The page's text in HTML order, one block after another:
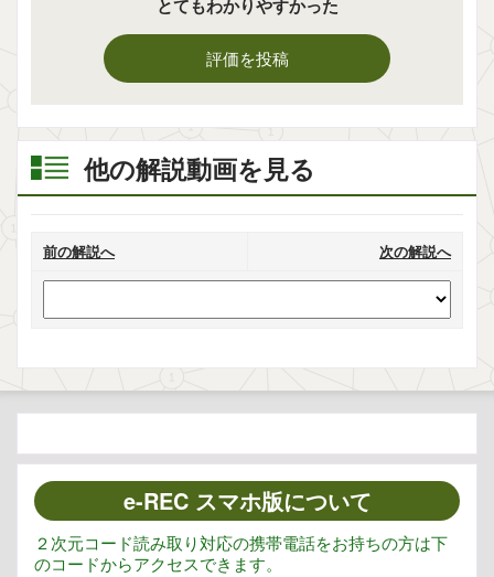
とてもわかりやすかった
評価を投稿
他の解説動画を見る
前の解説へ 次の解説へ
e-REC スマホ版について
２次元コード読み取り対応の携帯電話をお持ちの方は下
のコードからアクセスできます。